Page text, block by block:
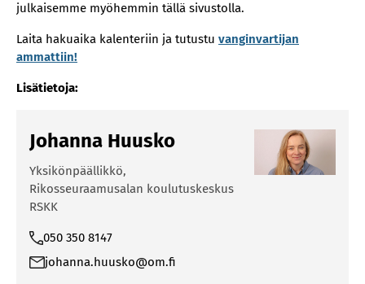
julkaisemme myöhemmin tällä sivustolla.
Laita hakuaika kalenteriin ja tutustu vanginvartijan
ammattiin!
Lisätietoja:
Johanna Huusko
Yksikönpäällikkö,
Rikosseuraamusalan koulutuskeskus
RSKK
050 350 8147
johanna.huusko@om.fi